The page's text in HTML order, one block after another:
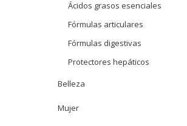
Ácidos grasos esenciales
Fórmulas articulares
Fórmulas digestivas
Protectores hepáticos
Belleza
Mujer